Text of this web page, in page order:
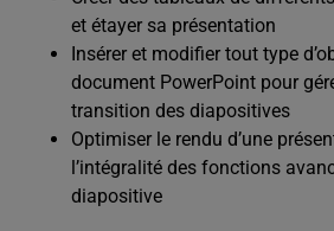
et étayer sa présentation
Insérer et modifier tout type
document PowerPoint pour
transition des diapositives
Optimiser le rendu d’une
l’intégralité des fonctions
diapositive